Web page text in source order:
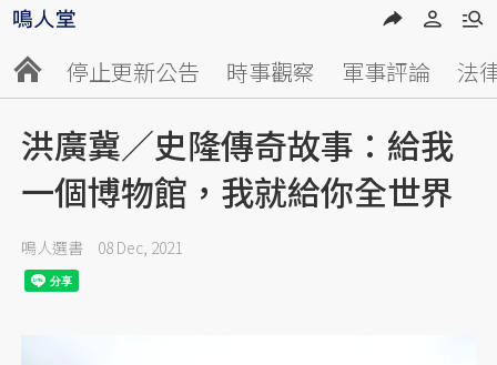
停止更新公告 時事觀察 軍事評論 法
洪廣冀／史隆傳奇故事：給我
一個博物館，我就給你全世界
鳴人選書 08 Dec, 2021